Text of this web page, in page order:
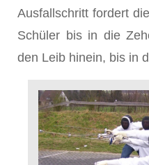
Ausfallschritt fordert
Schüler bis in die
den Leib hinein, bis in